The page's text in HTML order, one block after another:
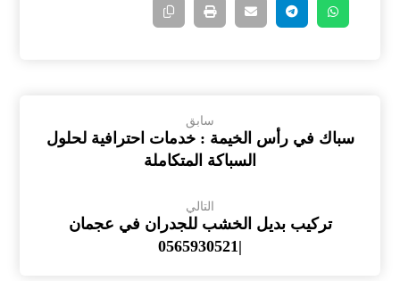
سابق
سباك في رأس الخيمة : خدمات احترافية لحلول
السباكة المتكاملة
التالي
تركيب بديل الخشب للجدران في عجمان
|0565930521